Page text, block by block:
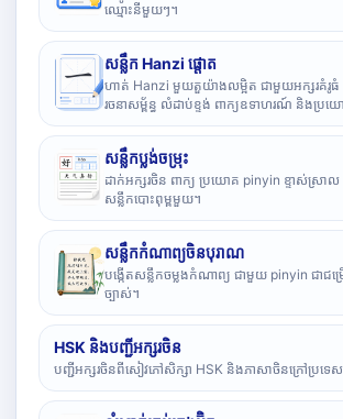
ឈ្មោះនីមួយៗ។
សន្លឹក Hanzi ផ្តោត
ហាត់ Hanzi មួយតួយ៉ាងលម្អិត ជាមួយអក្សរគំរូធំ
រចនាសម្ព័ន្ធ លំដាប់ខ្ទង់ ពាក្យឧទាហរណ៍ និងប្រយ
សន្លឹកប្លង់ចម្រុះ
ដាក់អក្សរចិន ពាក្យ ប្រយោគ pinyin ខ្ទាស់ស្រាល
សន្លឹកបោះពុម្ពមួយ។
សន្លឹកកំណាព្យចិនបុរាណ
បង្កើតសន្លឹកចម្លងកំណាព្យ ជាមួយ pinyin ជាជម្
ច្បាស់។
HSK និងបញ្ជីអក្សរចិន
បញ្ជីអក្សរចិនពីសៀវភៅសិក្សា HSK និងភាសាចិនក្រៅប្រទេ